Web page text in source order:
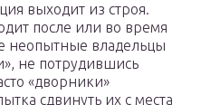
выходит из строя.
после или во время
неопытные владельцы
не потрудившись
«дворники»
сдвинуть их с места